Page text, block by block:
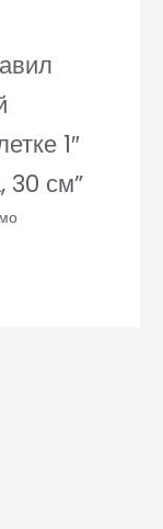
1″
30 см”